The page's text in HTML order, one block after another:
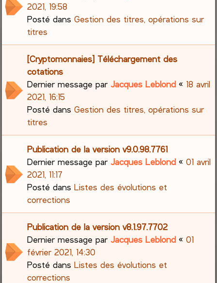
2021, 19:58
Posté dansGestion des titres, opérations sur
titres
[Cryptomonnaies] Téléchargement des
cotations
Dernier message parJacques Leblond « 18 avril
2021, 16:15
Posté dansGestion des titres, opérations sur
titres
Publication de la version v9.0.98.7761
Dernier message parJacques Leblond «01 avril
2021, 11:17
Posté dansListes des évolutions et
corrections
Publication de la version v8.1.97.7702
Dernier message parJacques Leblond «01
février 2021, 14:30
Posté dansListes des évolutions et
corrections